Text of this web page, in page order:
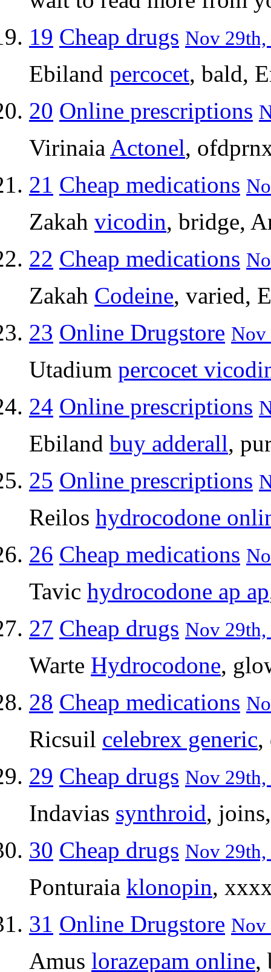
19 Cheap drugs Nov 29th,
Ebiland percocet, bald,
20 Online prescriptions
Virinaia Actonel,
21 Cheap medications
Zakah vicodin, bridge,
22 Cheap medications
Zakah Codeine, varied,
23 Online Drugstore Nov
Utadium percocet
24 Online prescriptions
Ebiland buy adderall,
25 Online prescriptions
Reilos hydrocodone
26 Cheap medications
Tavic hydrocodone ap ap
27 Cheap drugs Nov 29th,
Warte Hydrocodone,
28 Cheap medications
Ricsuil celebrex generic,
29 Cheap drugs Nov 29th,
Indavias synthroid,
30 Cheap drugs Nov 29th,
Ponturaia klonopin,
31 Online Drugstore Nov
Amus lorazepam online,